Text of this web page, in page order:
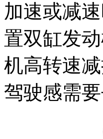
加速或减
置双缸发
机高转速
驾驶感需